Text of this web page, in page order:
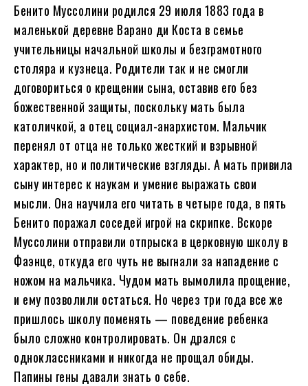
Бенито Муссолини родился 29 июля 1883 года в
маленькой деревне Варано ди Коста в семье
учительницы начальной школы и безграмотного
столяра и кузнеца. Родители так и не смогли
договориться о крещении сына, оставив его без
божественной защиты, поскольку мать была
католичкой, а отец социал-анархистом. Мальчик
перенял от отца не только жесткий и взрывной
характер, но и политические взгляды. А мать привила
сыну интерес к наукам и умение выражать свои
мысли. Она научила его читать в четыре года, в пять
Бенито поражал соседей игрой на скрипке. Вскоре
Муссолини отправили отпрыска в церковную школу в
Фаэнце, откуда его чуть не выгнали за нападение с
ножом на мальчика. Чудом мать вымолила прощение,
и ему позволили остаться. Но через три года все же
пришлось школу поменять — поведение ребенка
было сложно контролировать. Он дрался с
одноклассниками и никогда не прощал обиды.
Папины гены давали знать о себе.